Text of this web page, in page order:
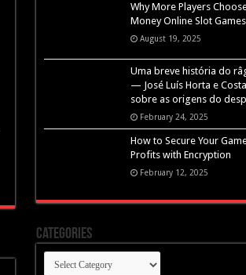
Why More Players Choose
Money Online Slot Games
August 19, 2025
Uma breve história do
— José Luís Horta e
sobre as origens do
February 24, 2025
How to Secure Your
Profits with Encryption
February 12, 2025
Categories
Categories